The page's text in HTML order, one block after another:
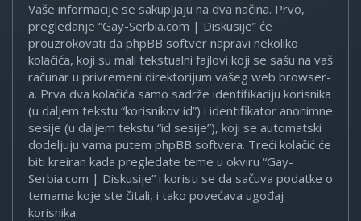
Vaše informacije se sakupljaju na dva načina. Prvo,
pregledanje “Gay-Serbia.com | Diskusije” će
prouzrokovati da phpBB softver napravi nekoliko
kolačića, koji su mali tekstualni fajlovi koji se sašu na vaš
računar u privremeni direktorijum vašeg web browser-
a. Prva dva kolačića samo sadrže identifikaciju korisnika
(u daljem tekstu “korisnikov id”) i identifikator anonimne
sesije (u daljem tekstu “id sesije”), koji se automatski
dodeljuju vama putem phpBB softvera. Treći kolačić će
biti kreiran kada pregledate teme u okviru “Gay-
Serbia.com | Diskusije” i koristi se da sačuva podatke o
temama koje ste čitali, i tako povećava ugođaj
korisnika.